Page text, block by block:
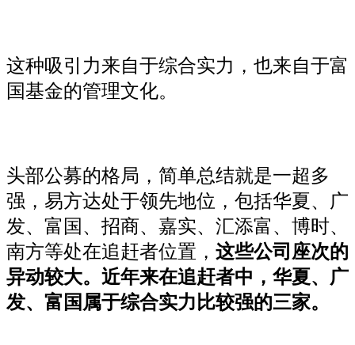
这种吸引力来自于综合实力，也来自于富
国基金的管理文化。
头部公募的格局，简单总结就是一超多
强，易方达处于领先地位，包括华夏、广
发、富国、招商、嘉实、汇添富、博时、
南方等处在追赶者位置， 这些公司座次的
异动较大。近年来在追赶者中，华夏、广
发、富国属于综合实力比较强的三家。